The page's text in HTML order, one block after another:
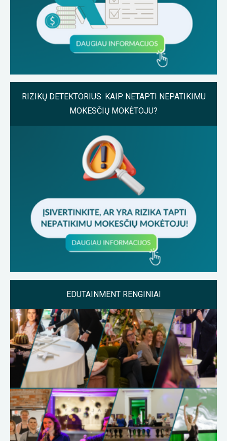
RIZIKŲ DETEKTORIUS: KAIP NETAPTI NEPATIKIMU
MOKESČIŲ MOKĖTOJU?
EDUTAINMENT RENGINIAI